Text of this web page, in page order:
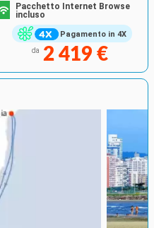
Pagamento in 4X
Pacchetto Internet Browse
incluso
da 2 419 €